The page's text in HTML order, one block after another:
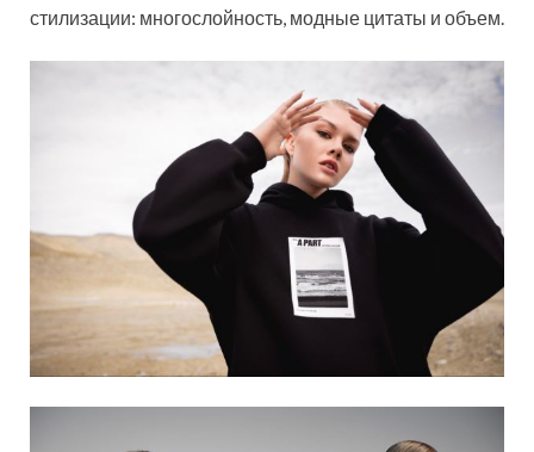
стилизации: многослойность, модные цитаты и объем.